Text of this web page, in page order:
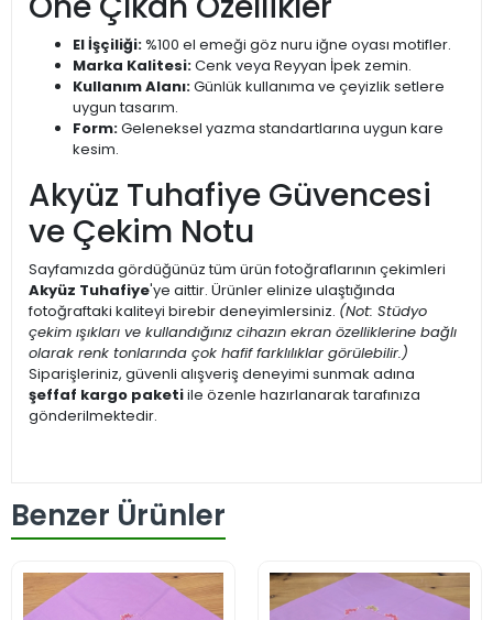
El İşçiliği: %100 el emeği göz nuru iğne oyası motifler.
Marka Kalitesi:Cenk veya Reyyan İpek zemin.
Kullanım Alanı:Günlük kullanıma ve çeyizlik setlere
uygun tasarım.
Form:Geleneksel yazma standartlarına uygun kare
kesim.
Akyüz Tuhafiye Güvencesi
ve Çekim Notu
Sayfamızda gördüğünüz tüm ürün fotoğraflarının çekimleri
Akyüz Tuhafiye'ye aittir. Ürünler elinize ulaştığında
fotoğraftaki kaliteyi birebir deneyimlersiniz. (Not: Stüdyo
çekim ışıkları ve kullandığınız cihazın ekran özelliklerine bağlı
olarak renk tonlarında çok hafif farklılıklar görülebilir.)
Siparişleriniz, güvenli alışveriş deneyimi sunmak adına
şeffaf kargo paketiile özenle hazırlanarak tarafınıza
gönderilmektedir.
Benzer Ürünler